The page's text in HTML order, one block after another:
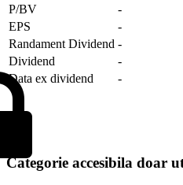
P/BV
-
EPS
-
Randament Dividend -
Dividend
-
Data ex dividend
-
Categorie accesibila doar